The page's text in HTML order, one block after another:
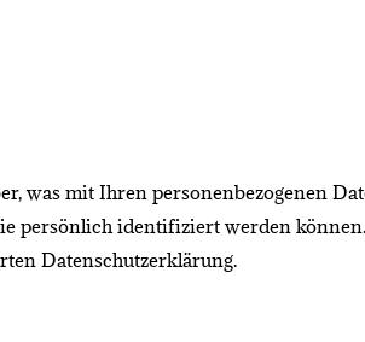
was mit Ihren personenbezogenen
persönlich identifiziert werden
Datenschutzerklärung.